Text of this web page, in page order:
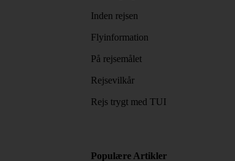
Inden rejsen
Flyinformation
På rejsemålet
Rejsevilkår
Rejs trygt med TUI
Populære Artikler